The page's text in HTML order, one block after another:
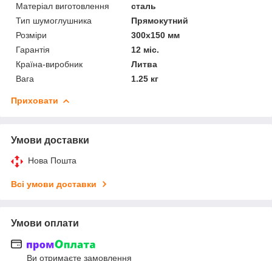
Матеріал виготовлення
сталь
Тип шумоглушника
Прямокутний
Розміри
300х150 мм
Гарантія
12 міс.
Країна-виробник
Литва
Вага
1.25 кг
Приховати
Умови доставки
Нова Пошта
Всі умови доставки
Умови оплати
Ви отримаєте замовлення